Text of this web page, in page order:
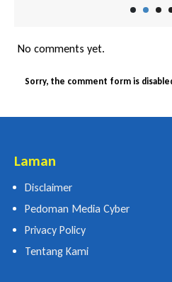
No comments yet.
Sorry, the comment form is
Laman
Disclaimer
Pedoman Media Cyber
Privacy Policy
Tentang Kami